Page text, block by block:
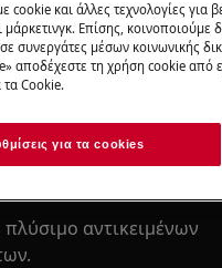
πιάτων;
του πλυντηρίου πιάτων
αντικειμένων
cookie και άλλες τεχνολογίες για
Επίσης,
συνεργάτες μέσων κοινωνικής
αποδέχεστε τη χρήση cookie από
τα Cookie.
για τα cookies